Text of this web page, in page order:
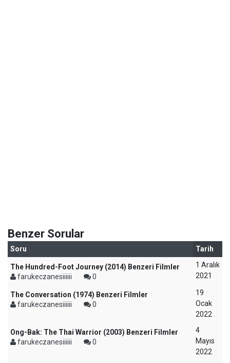
Benzer Sorular
Soru Tarih
The Hundred-Foot Journey (2014) Benzeri Filmler
farukeczanesiiiiii
0
1 Aralık
2021
The Conversation (1974) Benzeri Filmler
farukeczanesiiiiii
0
19
Ocak
2022
Ong-Bak: The Thai Warrior (2003) Benzeri Filmler
farukeczanesiiiiii
0
4
Mayıs
2022